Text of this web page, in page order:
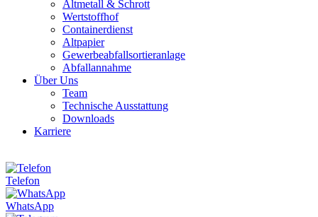
Altmetall & Schrott
Wertstoffhof
Containerdienst
Altpapier
Gewerbeabfallsortieranlage
Abfallannahme
Über Uns
Team
Technische Ausstattung
Downloads
Karriere
Telefon
WhatsApp